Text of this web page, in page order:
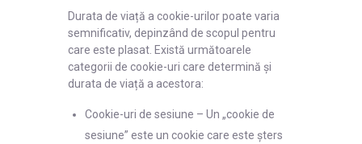
Durata de viață a cookie-urilor poate varia
semnificativ, depinzând de scopul pentru
care este plasat. Există următoarele
categorii de cookie-uri care determină și
durata de viață a acestora:
Cookie-uri de sesiune – Un „cookie de
sesiune” este un cookie care este șters